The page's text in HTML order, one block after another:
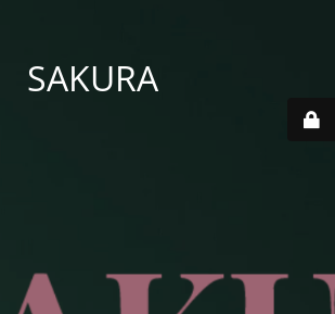
SAKURA